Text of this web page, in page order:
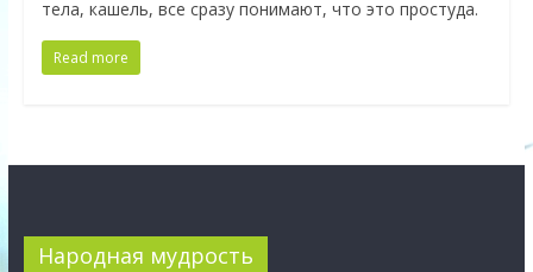
тела, кашель, все сразу понимают, что это простуда.
Read more
Народная мудрость